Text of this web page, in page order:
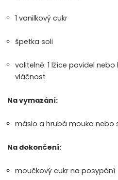
1 vanilkový cukr
špetka soli
volitelně: 1 lžíce povidel
vláčnost
Na vymazání:
máslo a hrubá mouka nebo
Na dokončení:
moučkový cukr na posypání